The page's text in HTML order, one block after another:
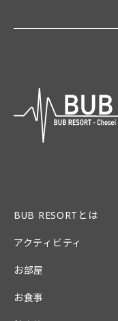
BUB RESORTとは
アクティビティ
お部屋
お食事